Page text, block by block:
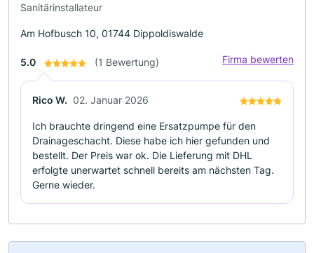
Sanitärinstallateur
Am Hofbusch 10, 01744 Dippoldiswalde
5.0 (1 Bewertung) Firma bewerten
Rico W. 02. Januar 2026
Ich brauchte dringend eine Ersatzpumpe für den
Drainageschacht. Diese habe ich hier gefunden und
bestellt. Der Preis war ok. Die Lieferung mit DHL
erfolgte unerwartet schnell bereits am nächsten Tag.
Gerne wieder.